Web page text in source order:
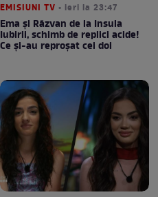
EMISIUNI TV • ieri la 23:47
Ema și Răzvan de la Insula
Iubirii, schimb de replici acide!
Ce și-au reproșat cei doi